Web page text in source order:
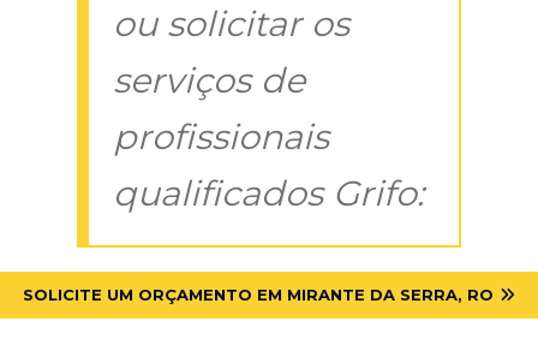
ou solicitar os
serviços de
profissionais
qualificados Grifo:
SOLICITE UM ORÇAMENTO EM MIRANTE DA SERRA, RO